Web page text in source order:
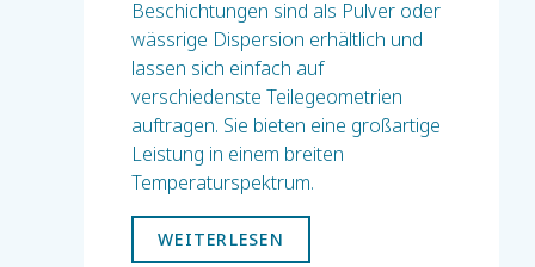
Beschichtungen sind als Pulver oder
wässrige Dispersion erhältlich und
lassen sich einfach auf
verschiedenste Teilegeometrien
auftragen. Sie bieten eine großartige
Leistung in einem breiten
Temperaturspektrum.
WEITERLESEN